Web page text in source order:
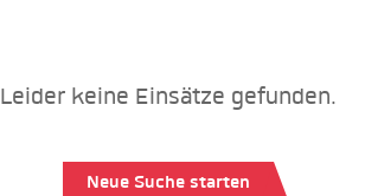
Leider keine Einsätze gefunden.
Neue Suche starten